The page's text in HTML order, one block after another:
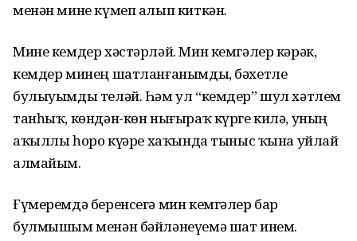
менән мине күмеп алып киткән.
Мине кемдер хәстәрләй. Мин кемгәлер кәрәк,
кемдер минең шатланғанымды, бәхетле
булыуымды теләй. Һәм ул “кемдер” шул хәтлем
танһыҡ, көндән-көн нығыраҡ күрге килә, уның
аҡыллы һоро күҙҙәре хаҡында тыныс ҡына уйлай
алмайым.
Ғүмеремдә беренсегә мин кемгәлер бар
булмышым менән бәйләнеүемә шат инем.